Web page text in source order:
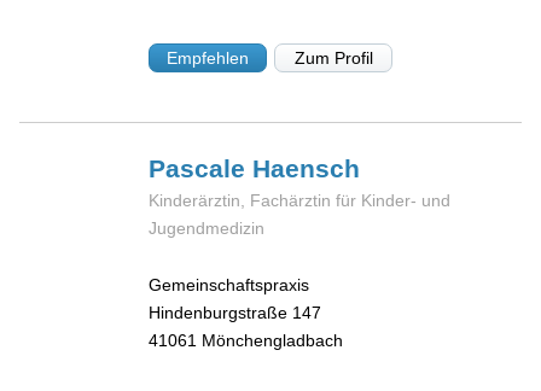
Empfehlen Zum Profil
Pascale Haensch
Kinderärztin, Fachärztin für Kinder- und
Jugendmedizin
Gemeinschaftspraxis
Hindenburgstraße 147
41061 Mönchengladbach